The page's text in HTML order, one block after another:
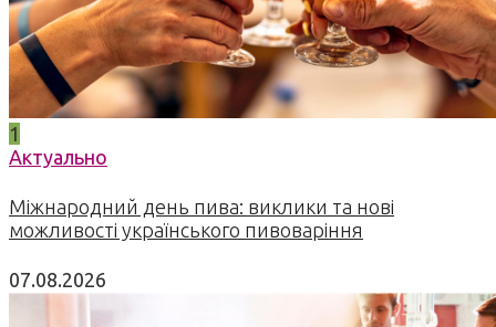
1
Актуально
Міжнародний день пива: виклики та нові
можливості українського пивоваріння
07.08.2026